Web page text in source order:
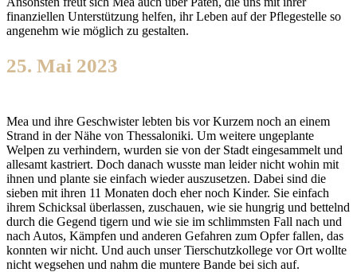
finanziellen Unterstützung helfen, ihr Leben auf der Pflegestelle so
angenehm wie möglich zu gestalten.
25. Mai 2023
Mea und ihre Geschwister lebten bis vor Kurzem noch an einem
Strand in der Nähe von Thessaloniki. Um weitere ungeplante
Welpen zu verhindern, wurden sie von der Stadt eingesammelt und
allesamt kastriert. Doch danach wusste man leider nicht wohin mit
ihnen und plante sie einfach wieder auszusetzen. Dabei sind die
sieben mit ihren 11 Monaten doch eher noch Kinder. Sie einfach
ihrem Schicksal überlassen, zuschauen, wie sie hungrig und bettelnd
durch die Gegend tigern und wie sie im schlimmsten Fall nach und
nach Autos, Kämpfen und anderen Gefahren zum Opfer fallen, das
konnten wir nicht. Und auch unser Tierschutzkollege vor Ort wollte
nicht wegsehen und nahm die muntere Bande bei sich auf.